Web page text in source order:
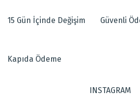
15 Gün İçinde Değişim Güvenli
Kapıda Ödeme
INSTAGRAM